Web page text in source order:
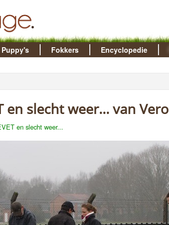
Puppy's Fokkers Encyclopedie
en slecht weer... van Vero
en slecht weer...